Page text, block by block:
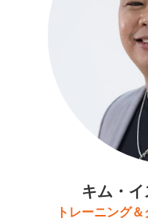
キム・
トレーニング